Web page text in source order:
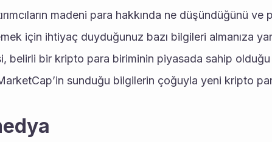
madeni para hakkında ne düşündüğünü ve
için ihtiyaç duyduğunuz bazı bilgileri almanıza
belirli bir kripto para biriminin piyasada sahip
sunduğu bilgilerin çoğuyla yeni kripto